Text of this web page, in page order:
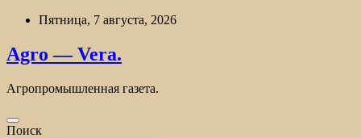
Перейти
содержимому
Пятница, 7 августа, 2026
Agro — Vera.
Агропромышленная газета.
Поиск